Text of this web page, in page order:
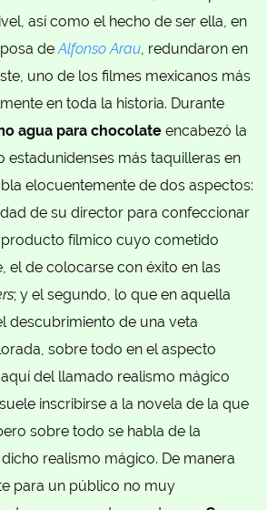
así como el hecho de ser ella, en
deAlfonso Arau, redundaron en
uno de los filmes mexicanos más
en toda la historia. Durante
agua para chocolate encabezó la
estadunidenses más taquilleras en
elocuentemente de dos aspectos:
de su director para confeccionar
fílmico cuyo cometido
el de colocarse con éxito en las
; y el segundo, lo que en aquella
descubrimiento de una veta
sobre todo en el aspecto
del llamado realismo mágico
inscribirse a la novela de la que
sobre todo se habla de la
realismo mágico. De manera
para un público no muy